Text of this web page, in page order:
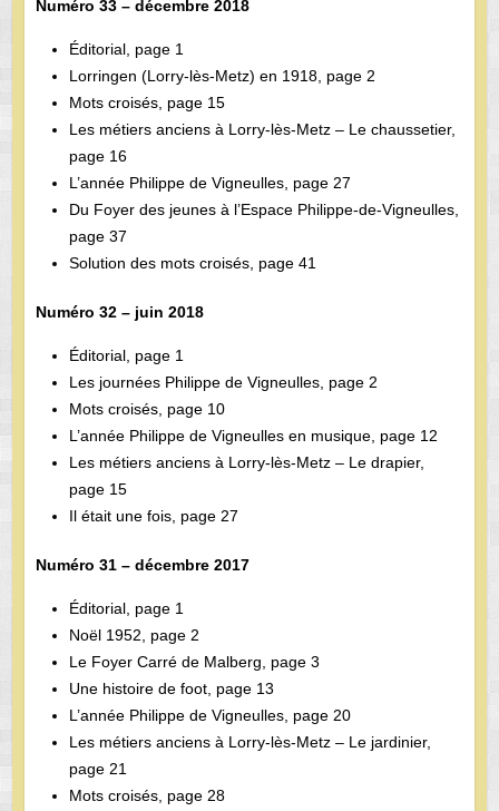
Numéro 33 – décembre 2018
Éditorial, page 1
Lorringen (Lorry-lès-Metz) en 1918, page 2
Mots croisés, page 15
Les métiers anciens à Lorry-lès-Metz – Le chaussetier,
page 16
L’année Philippe de Vigneulles, page 27
Du Foyer des jeunes à l’Espace Philippe-de-Vigneulles,
page 37
Solution des mots croisés, page 41
Numéro 32 – juin 2018
Éditorial, page 1
Les journées Philippe de Vigneulles, page 2
Mots croisés, page 10
L’année Philippe de Vigneulles en musique, page 12
Les métiers anciens à Lorry-lès-Metz – Le drapier,
page 15
Il était une fois, page 27
Numéro 31 – décembre 2017
Éditorial, page 1
Noël 1952, page 2
Le Foyer Carré de Malberg, page 3
Une histoire de foot, page 13
L’année Philippe de Vigneulles, page 20
Les métiers anciens à Lorry-lès-Metz – Le jardinier,
page 21
Mots croisés, page 28